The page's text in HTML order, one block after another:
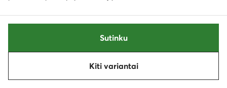
adidas
Mažiausia kaina
Kiti variantai
Sutinku